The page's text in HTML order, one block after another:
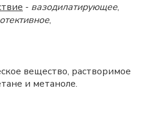
- вазодилатирующее,
,
вещество, растворимое
и метаноле.